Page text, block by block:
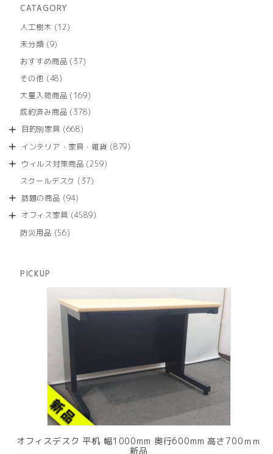
CATAGORY
人工樹木
1212
商
未分類 99
の
商
おすすめ商品 3737
商
その他 4848
の
商
大量入荷商品 169169
の
成約済み商品 378378
商
目的別家具 668668
の
商
インテリア・家具・雑貨 879879
ウィルス対策商品 259259
スクールデスク 3737
商
話題の商品 9494
の
オフィス家具 45894589
防災用品 5656
PICKUP
オフィスデスク 平机 幅1000mm 奥行600mm 高さ700ｍｍ
新品